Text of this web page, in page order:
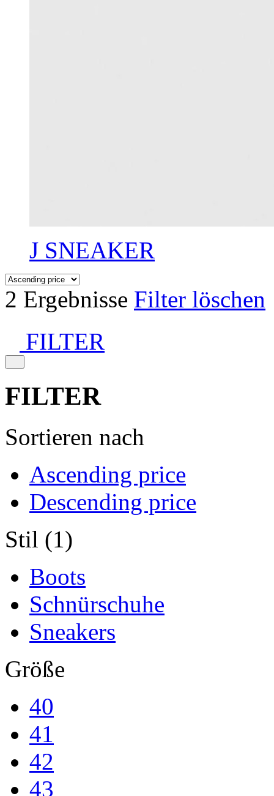
J SNEAKER
2 Ergebnisse Filter löschen
FILTER
FILTER
Sortieren nach
Ascending price
Descending price
Stil (1)
Boots
Schnürschuhe
Sneakers
Größe
40
41
42
43